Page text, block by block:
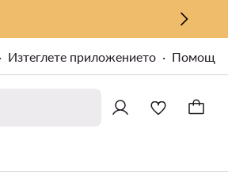
Изтеглете приложението Помощ